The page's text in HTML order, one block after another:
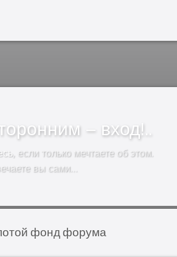
– вход!..
, если только мечтаете об этом.
вы сами…
фонд форума